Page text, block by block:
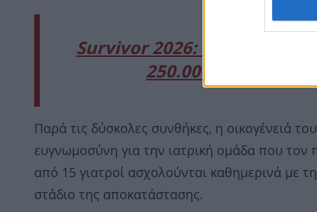
Survivor 2026: Ο Σταύρος
250.000 ευρώ μετά
Παρά τις δύσκολες συνθήκες, η οικογένειά
ευγνωμοσύνη για την ιατρική ομάδα που τον
από 15 γιατροί ασχολούνται καθημερινά με
στάδιο της αποκατάστασης.